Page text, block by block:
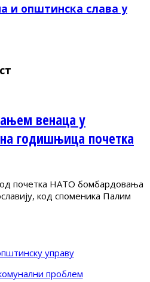
и општинска слава у
венаца у
годишњица почетка
почетка НАТО бомбардовања
код споменика Палим
управу
проблем